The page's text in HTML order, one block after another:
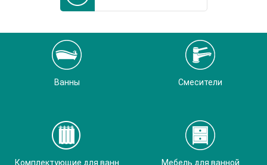
Ванны Смесители
Комплектующие для ванн Мебель для ванной